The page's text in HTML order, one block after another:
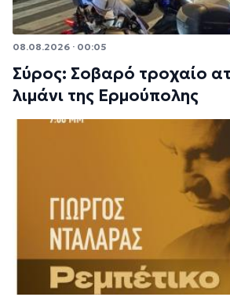
08.08.2026 · 00:05
Σύρος: Σοβαρό τροχαίο
λιμάνι της Ερμούπολης